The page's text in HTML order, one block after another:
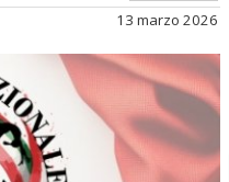
13 marzo 2026